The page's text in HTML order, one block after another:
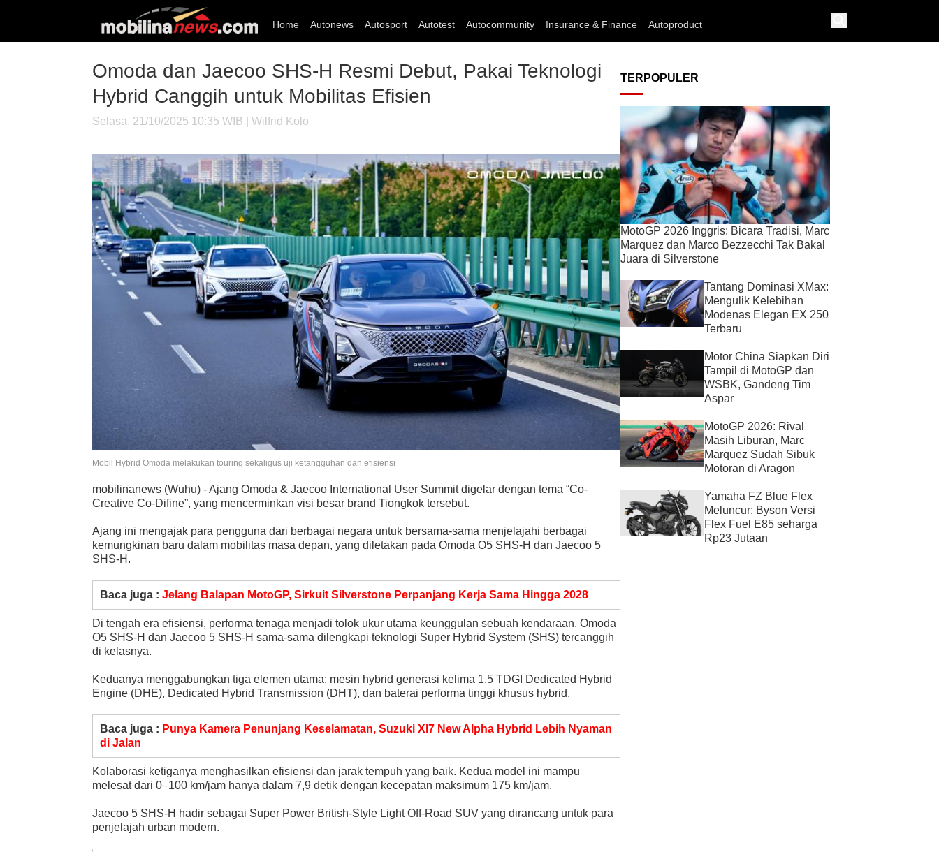
Home Autonews Autosport Autotest Autocommunity Insurance & Finance Autoproduct
Omoda dan Jaecoo SHS-H Resmi Debut, Pakai Teknologi
Hybrid Canggih untuk Mobilitas Efisien
Selasa, 21/10/2025 10:35 WIB | Wilfrid Kolo
Mobil Hybrid Omoda melakukan touring sekaligus uji ketangguhan dan efisiensi
mobilinanews (Wuhu) - Ajang Omoda & Jaecoo International User Summit digelar dengan tema “Co-
Creative Co-Difine”, yang mencerminkan visi besar brand Tiongkok tersebut.
Ajang ini mengajak para pengguna dari berbagai negara untuk bersama-sama menjelajahi berbagai
kemungkinan baru dalam mobilitas masa depan, yang diletakan pada Omoda O5 SHS-H dan Jaecoo 5
SHS-H.
Baca juga : Jelang Balapan MotoGP, Sirkuit Silverstone Perpanjang Kerja Sama Hingga 2028
Di tengah era efisiensi, performa tenaga menjadi tolok ukur utama keunggulan sebuah kendaraan. Omoda
O5 SHS-H dan Jaecoo 5 SHS-H sama-sama dilengkapi teknologi Super Hybrid System (SHS) tercanggih
di kelasnya.
Keduanya menggabungkan tiga elemen utama: mesin hybrid generasi kelima 1.5 TDGI Dedicated Hybrid
Engine (DHE), Dedicated Hybrid Transmission (DHT), dan baterai performa tinggi khusus hybrid.
Baca juga : Punya Kamera Penunjang Keselamatan, Suzuki Xl7 New Alpha Hybrid Lebih Nyaman
di Jalan
Kolaborasi ketiganya menghasilkan efisiensi dan jarak tempuh yang baik. Kedua model ini mampu
melesat dari 0–100 km/jam hanya dalam 7,9 detik dengan kecepatan maksimum 175 km/jam.
Jaecoo 5 SHS-H hadir sebagai Super Power British-Style Light Off-Road SUV yang dirancang untuk para
penjelajah urban modern.
TERPOPULER
MotoGP 2026 Inggris: Bicara Tradisi, Marc
Marquez dan Marco Bezzecchi Tak Bakal
Juara di Silverstone
Tantang Dominasi XMax:
Mengulik Kelebihan
Modenas Elegan EX 250
Terbaru
Motor China Siapkan Diri
Tampil di MotoGP dan
WSBK, Gandeng Tim
Aspar
MotoGP 2026: Rival
Masih Liburan, Marc
Marquez Sudah Sibuk
Motoran di Aragon
Yamaha FZ Blue Flex
Meluncur: Byson Versi
Flex Fuel E85 seharga
Rp23 Jutaan